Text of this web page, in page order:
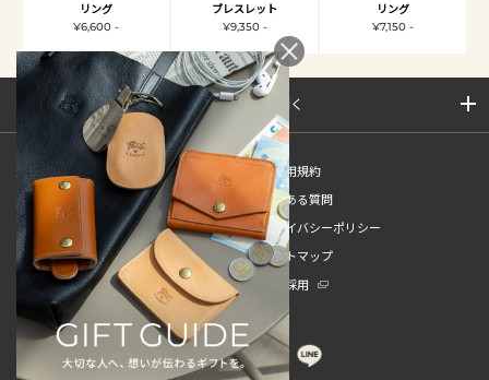
リング
¥6,600 -
ブレスレット
¥9,350 -
リング
¥7,150 -
サイトマップを開く
新規会員登録
ご利用規約
ご利用ガイド
よくある質問
特定商取引法
プライバシーポリシー
お問い合わせ
サイトマップ
販売スタッフ中途採用
新卒採用